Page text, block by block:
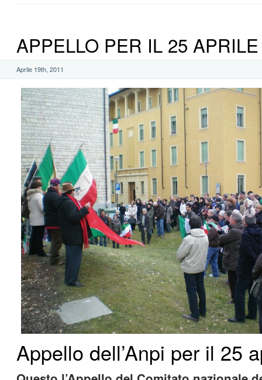
APPELLO PER IL 25 APRILE
Aprile 19th, 2011
Appello dell’Anpi per il 25